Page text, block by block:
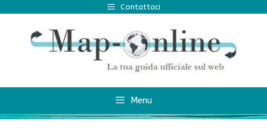
contenuto
Contattaci
Menu